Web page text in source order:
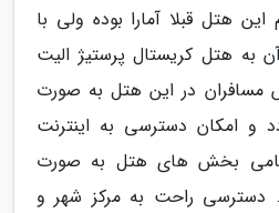
هتل قبلا آمارا بوده ولی با
به هتل کریستال پرستیژ الیت
مسافران در این هتل به صورت
و امکان دسترسی به اینترنت
بخش های هتل به صورت
دسترسی راحت به مرکز شهر و